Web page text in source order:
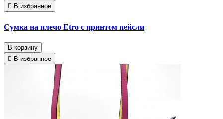
В избранное
Сумка на плечо Etro с принтом пейсли
В корзину
В избранное